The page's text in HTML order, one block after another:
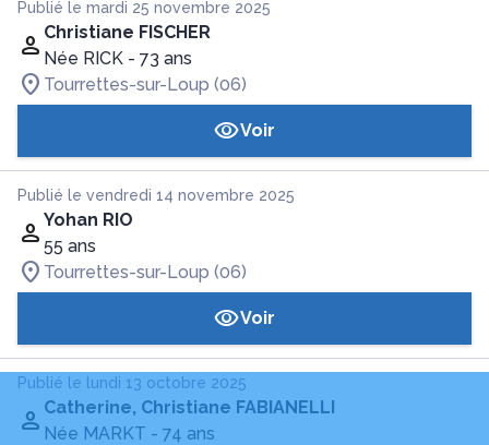
Publié le mardi 25 novembre 2025
Christiane FISCHER
Née RICK - 73 ans
Tourrettes-sur-Loup (06)
Voir
Publié le vendredi 14 novembre 2025
Yohan RIO
55 ans
Tourrettes-sur-Loup (06)
Voir
Publié le lundi 13 octobre 2025
Catherine, Christiane FABIANELLI
Née MARKT - 74 ans